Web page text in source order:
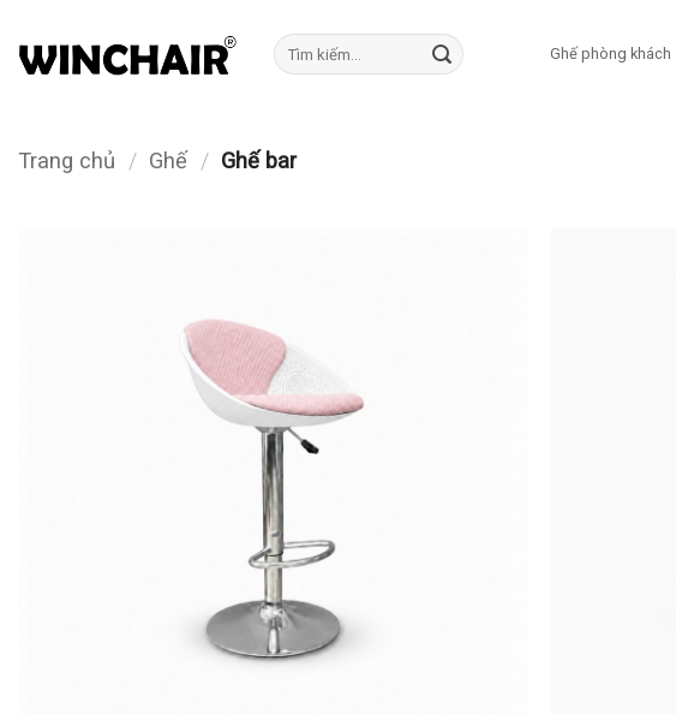
qua
Tìm
kiếm:
Ghế phòng khách
Trang chủ / Ghế / Ghế bar